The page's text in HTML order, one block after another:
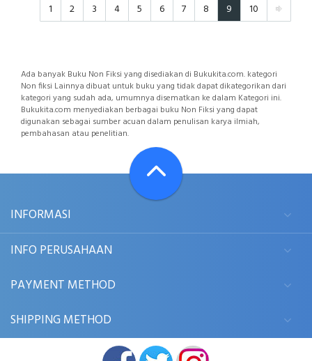
1 2 3 4 5 6 7 8 9 10
Ada banyak Buku Non Fiksi yang disediakan di Bukukita.com. kategori
Non fiksi Lainnya dibuat untuk buku yang tidak dapat dikategorikan dari
kategori yang sudah ada, umumnya disematkan ke dalam Kategori ini.
Bukukita.com menyediakan berbagai buku Non Fiksi yang dapat
digunakan sebagai sumber acuan dalam penulisan karya ilmiah,
pembahasan atau penelitian.
INFORMASI
INFO PERUSAHAAN
PAYMENT METHOD
SHIPPING METHOD